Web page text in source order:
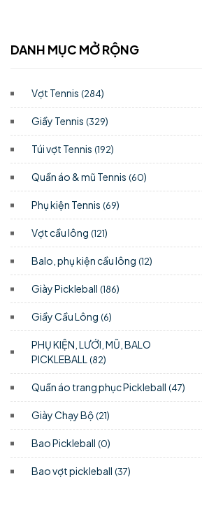
DANH MỤC MỞ RỘNG
Vợt Tennis (284)
Giầy Tennis (329)
Túi vợt Tennis (192)
Quần áo & mũ Tennis (60)
Phụ kiện Tennis (69)
Vợt cầu lông (121)
Balo, phụ kiện cầu lông (12)
Giày Pickleball (186)
Giầy Cầu Lông (6)
PHỤ KIỆN, LƯỚI, MŨ, BALO
PICKLEBALL (82)
Quần áo trang phục Pickleball (47)
Giày Chạy Bộ (21)
Bao Pickleball (0)
Bao vợt pickleball (37)